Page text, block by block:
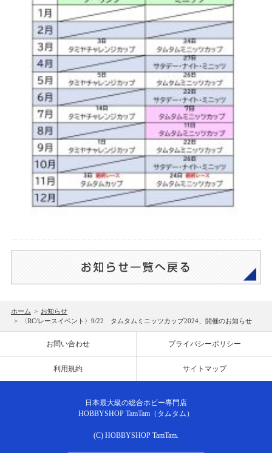
ホーム > お知らせ
>
〈RC/レースイベント〉9/22 タムタムミニッツカップ2024、開催のお知らせ
お問い合わせ プライバシーポリシー
利用規約 サイトマップ
日本最大級の総合ホビー専門店
HOBBYSHOP TamTam（タムタム）
(C) HOBBYSHOP TamTam.